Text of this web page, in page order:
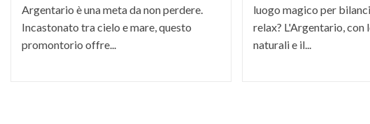
Argentario è una meta da non perdere.
Incastonato tra cielo e mare, questo
promontorio offre...
luogo magico per
relax? L'Argentario, con
naturali e il...